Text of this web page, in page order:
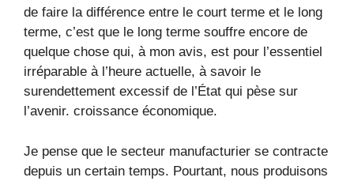
de faire la différence entre le court terme et le long
terme, c’est que le long terme souffre encore de
quelque chose qui, à mon avis, est pour l’essentiel
irréparable à l’heure actuelle, à savoir le
surendettement excessif de l’État qui pèse sur
l’avenir. croissance économique.
Je pense que le secteur manufacturier se contracte
depuis un certain temps. Pourtant, nous produisons